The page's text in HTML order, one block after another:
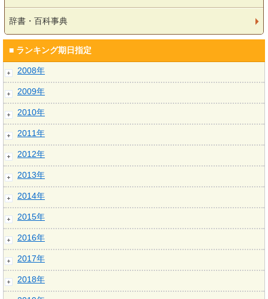
辞書・百科事典
■ ランキング期日指定
2008年
2009年
2010年
2011年
2012年
2013年
2014年
2015年
2016年
2017年
2018年